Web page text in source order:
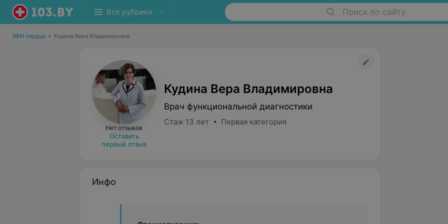
Все рубрики Поиск по сайту
ЭФИ сердца • Кудина Вера Владимировна
Нет отзывов
Оставить
первый отзыв
Кудина Вера Владимировна
Врач функциональной диагностики
Стаж 13 лет • Первая категория
Инфо